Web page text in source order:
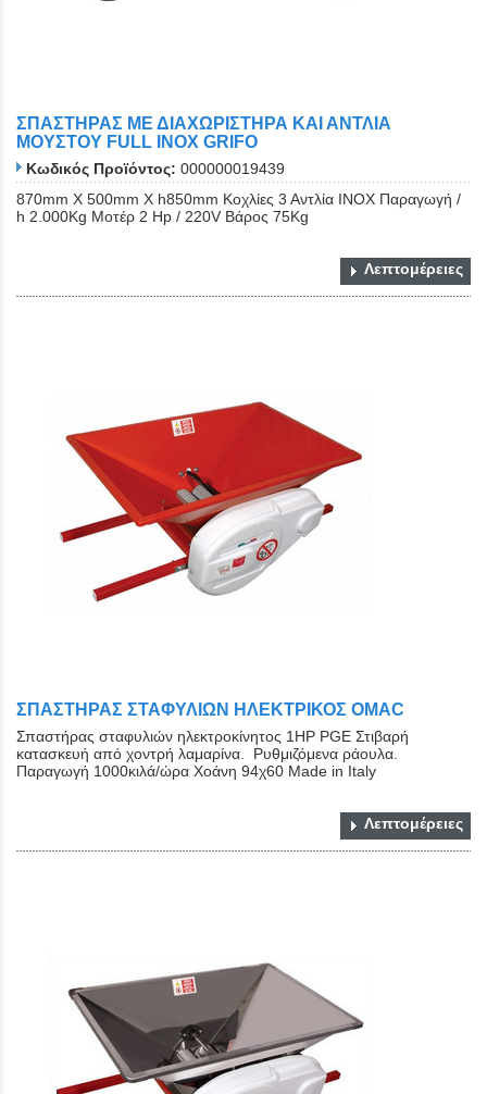
ΣΠΑΣΤΗΡΑΣ ΜΕ ΔΙΑΧΩΡΙΣΤΗΡΑ ΚΑΙ ΑΝΤΛΙΑ
ΜΟΥΣΤΟΥ FULL ΙΝΟΧ GRIFO
Κωδικός Προϊόντος: 000000019439
870mm X 500mm X h850mm Κοχλίες 3 Αντλία ΙΝΟΧ Παραγωγή /
h 2.000Kg Μοτέρ 2 Ηp / 220V Βάρος 75Kg
Λεπτομέρειες
ΣΠΑΣΤΗΡΑΣ ΣΤΑΦΥΛΙΩΝ ΗΛΕΚΤΡΙΚΟΣ OMAC
Σπαστήρας σταφυλιών ηλεκτροκίνητος 1ΗΡ PGE Στιβαρή
κατασκευή από χοντρή λαμαρίνα. Ρυθμιζόμενα ράουλα.
Παραγωγή 1000κιλά/ώρα Χοάνη 94χ60 Made in Italy
Λεπτομέρειες